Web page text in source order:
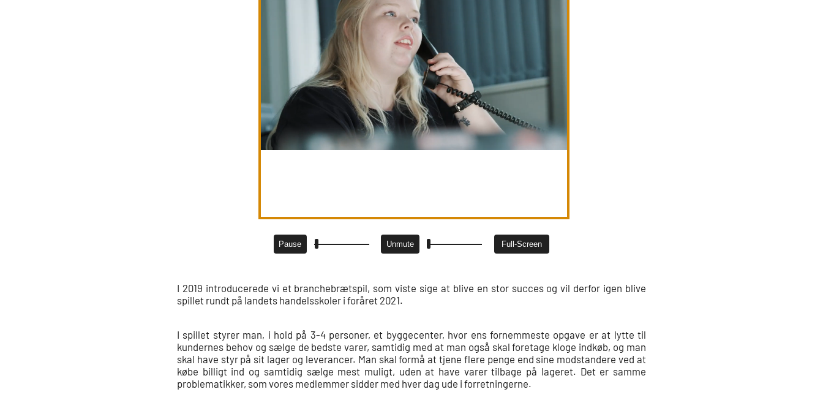
Pause Unmute Full-Screen
I 2019 introducerede vi et branchebrætspil, som viste sige at blive en stor succes og vil derfor igen blive
spillet rundt på landets handelsskoler i foråret 2021.
I spillet styrer man, i hold på 3-4 personer, et byggecenter, hvor ens fornemmeste opgave er at lytte til
kundernes behov og sælge de bedste varer, samtidig med at man også skal foretage kloge indkøb, og man
skal have styr på sit lager og leverancer. Man skal formå at tjene flere penge end sine modstandere ved at
købe billigt ind og samtidig sælge mest muligt, uden at have varer tilbage på lageret. Det er samme
problematikker, som vores medlemmer sidder med hver dag ude i forretningerne.